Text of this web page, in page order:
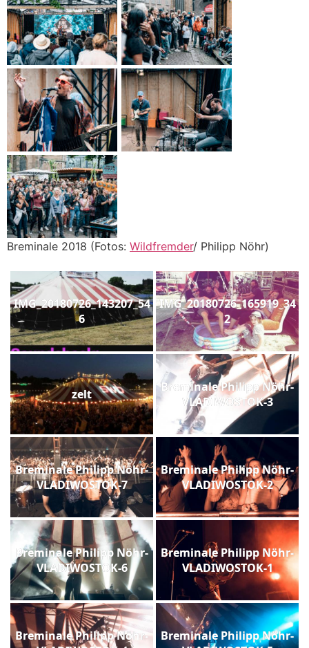
Breminale 2018 (Fotos: Wildfremder/ Philipp Nöhr)
IMG_20180726_143207_54
6
IMG_20180726_165919_34
2
zelt
Breminale Philipp Nöhr-
VLADIWOSTOK-3
Breminale Philipp Nöhr-
VLADIWOSTOK-7
Breminale Philipp Nöhr-
VLADIWOSTOK-2
Breminale Philipp Nöhr-
VLADIWOSTOK-6
Breminale Philipp Nöhr-
VLADIWOSTOK-1
Breminale Philipp Nöhr-
Breminale Philipp Nöhr-